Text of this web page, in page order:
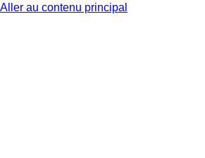
Aller au contenu principal